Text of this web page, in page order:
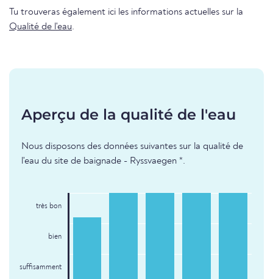
Tu trouveras également ici les informations actuelles sur la
Qualité de l'eau.
Aperçu de la qualité de l'eau
Nous disposons des données suivantes sur la qualité de
l'eau du site de baignade - Ryssvaegen *.
très bon
bien
suffisamment